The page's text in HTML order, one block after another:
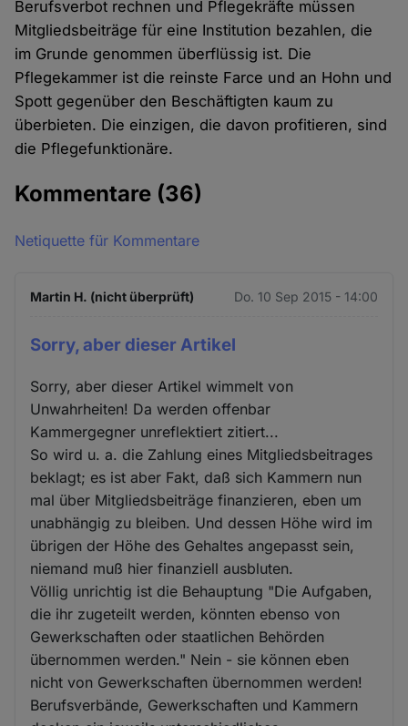
Berufsverbot rechnen und Pflegekräfte müssen
Mitgliedsbeiträge für eine Institution bezahlen, die
im Grunde genommen überflüssig ist. Die
Pflegekammer ist die reinste Farce und an Hohn und
Spott gegenüber den Beschäftigten kaum zu
überbieten. Die einzigen, die davon profitieren, sind
die Pflegefunktionäre.
Kommentare (36)
Netiquette für Kommentare
Martin H. (nicht überprüft) Do. 10 Sep 2015 - 14:00
Sorry, aber dieser Artikel
Sorry, aber dieser Artikel wimmelt von
Unwahrheiten! Da werden offenbar
Kammergegner unreflektiert zitiert...
So wird u. a. die Zahlung eines Mitgliedsbeitrages
beklagt; es ist aber Fakt, daß sich Kammern nun
mal über Mitgliedsbeiträge finanzieren, eben um
unabhängig zu bleiben. Und dessen Höhe wird im
übrigen der Höhe des Gehaltes angepasst sein,
niemand muß hier finanziell ausbluten.
Völlig unrichtig ist die Behauptung "Die Aufgaben,
die ihr zugeteilt werden, könnten ebenso von
Gewerkschaften oder staatlichen Behörden
übernommen werden." Nein - sie können eben
nicht von Gewerkschaften übernommen werden!
Berufsverbände, Gewerkschaften und Kammern